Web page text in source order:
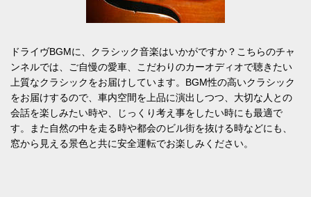
ドライヴBGMに、クラシック音楽はいかがですか？こちらのチャ
ンネルでは、ご自慢の愛車、こだわりのカーオディオで聴きたい
上質なクラシックをお届けしています。BGM性の高いクラシック
をお届けするので、車内空間を上品に演出しつつ、大切な人との
会話を楽しみたい時や、じっくり考え事をしたい時にも最適で
す。また自然の中を走る時や都会のビル街を抜ける時などにも、
窓から見える景色と共に安全運転でお楽しみください。